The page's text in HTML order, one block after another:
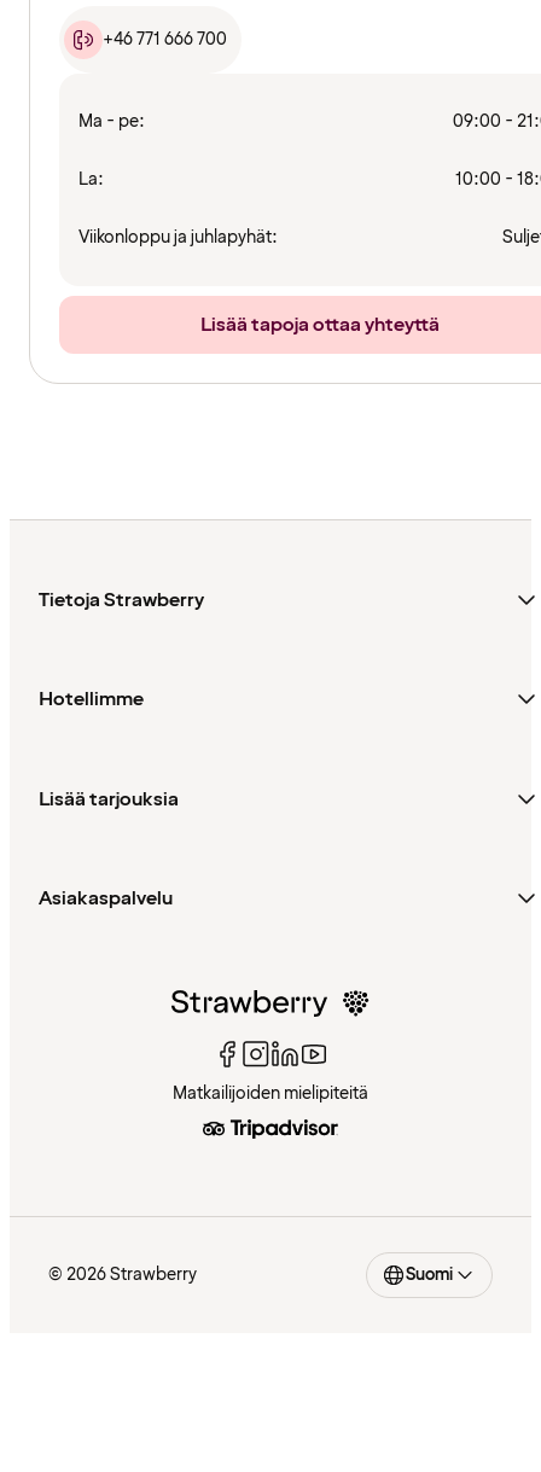
+46 771 666 700
Ma - pe: 09:00 -
La: 10:00 -
Viikonloppu ja juhlapyhät:
Lisää tapoja ottaa yhteyttä
Tietoja Strawberry
Hotellimme
Lisää tarjouksia
Asiakaspalvelu
Matkailijoiden mielipiteitä
© 2026 Strawberry Suomi